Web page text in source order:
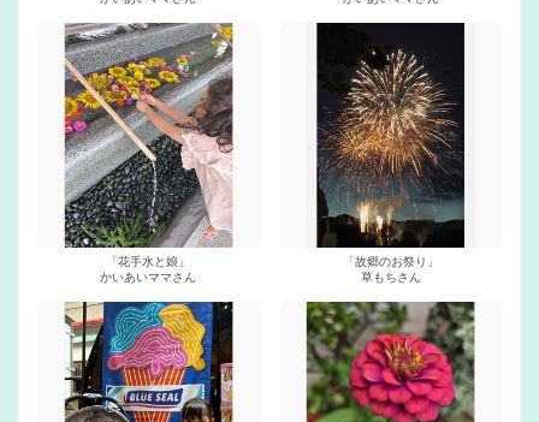
「花手水と娘」
かいあいママさん
「故郷のお祭り」
草もちさん